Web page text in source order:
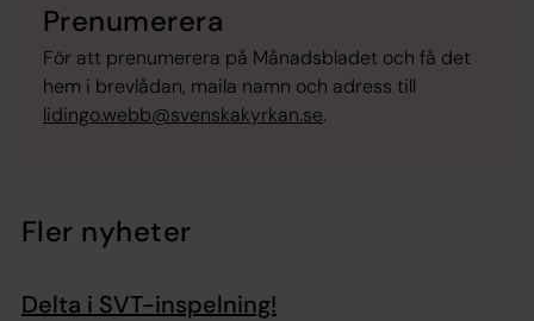
Prenumerera
För att prenumerera på Månadsbladet och få det
hem i brevlådan, maila namn och adress till
lidingo.webb@svenskakyrkan.se.
Fler nyheter
Delta i SVT-inspelning!